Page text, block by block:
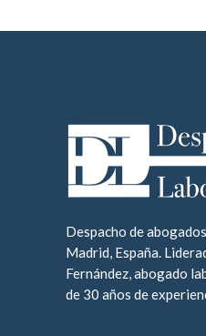
Despacho de
Madrid, España.
Fernández, abogado
de 30 años de